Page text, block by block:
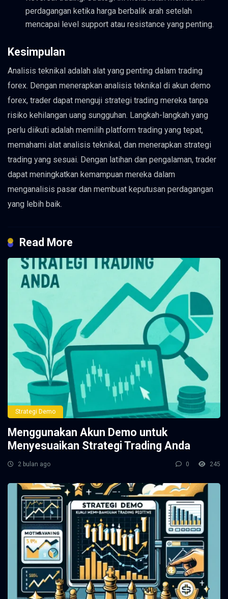
perdagangan ketika harga berbalik arah setelah
mencapai level support atau resistance yang penting.
Kesimpulan
Analisis teknikal adalah alat yang penting dalam trading
forex. Dengan menerapkan analisis teknikal di akun demo
forex, trader dapat menguji strategi trading mereka tanpa
risiko kehilangan uang sungguhan. Langkah-langkah yang
perlu diikuti adalah memilih platform trading yang tepat,
memahami alat analisis teknikal, dan menerapkan strategi
trading yang sesuai. Dengan latihan dan pengalaman, trader
dapat meningkatkan kemampuan mereka dalam
menganalisis pasar dan membuat keputusan perdagangan
yang lebih baik.
Read More
Strategi Demo
Menggunakan Akun Demo untuk
Menyesuaikan Strategi Trading Anda
2 bulan ago 0 245